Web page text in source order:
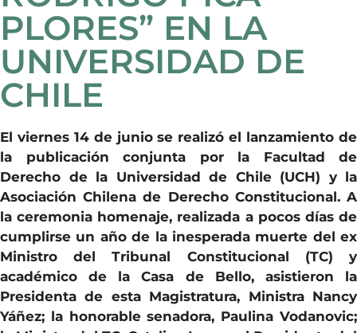
PLORES” EN LA
UNIVERSIDAD DE
CHILE
El viernes 14 de junio se realizó el lanzamiento de
la publicación conjunta por la Facultad de
Derecho de la Universidad de Chile (UCH) y la
Asociación Chilena de Derecho Constitucional. A
la ceremonia homenaje, realizada a pocos días de
cumplirse un año de la inesperada muerte del ex
Ministro del Tribunal Constitucional (TC) y
académico de la Casa de Bello, asistieron la
Presidenta de esta Magistratura, Ministra Nancy
Yáñez; la honorable senadora, Paulina Vodanovic;